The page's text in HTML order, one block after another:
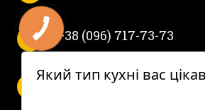
Який тип кухні вас
+38 (096) 717-73-73
Пн-Пт с 10 до 19.